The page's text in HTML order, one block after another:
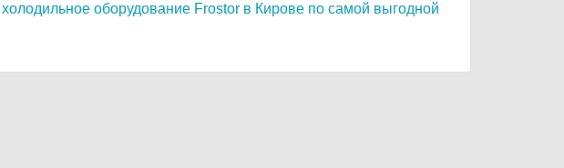
холодильное оборудование Frostor в Кирове по самой выгодной